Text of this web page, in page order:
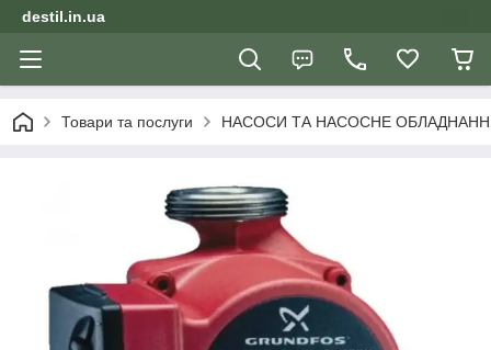
destil.in.ua
Товари та послуги НАСОСИ ТА НАСОСНЕ